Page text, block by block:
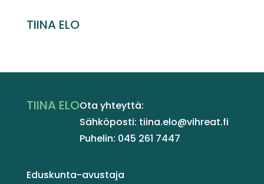
TIINA ELO
TIINA ELOOta yhteyttä:
Sähköposti: tiina.elo@vihreat.fi
Puhelin: 045 261 7447
Eduskunta-avustaja